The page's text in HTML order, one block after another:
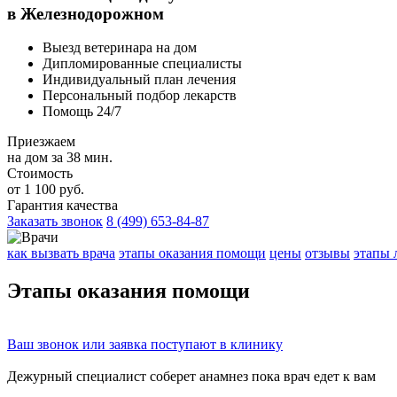
в Железнодорожном
Выезд ветеринара на дом
Дипломированные специалисты
Индивидуальный план лечения
Персональный подбор лекарств
Помощь 24/7
Приезжаем
на дом за 38 мин.
Стоимость
от 1 100 руб.
Гарантия качества
Заказать звонок 8 (499) 653-84-87
как вызвать врача этапы оказания помощи цены отзывы этапы
Этапы оказания помощи
Ваш звонок или заявка поступают в клинику
Дежурный специалист соберет анамнез пока врач едет к вам